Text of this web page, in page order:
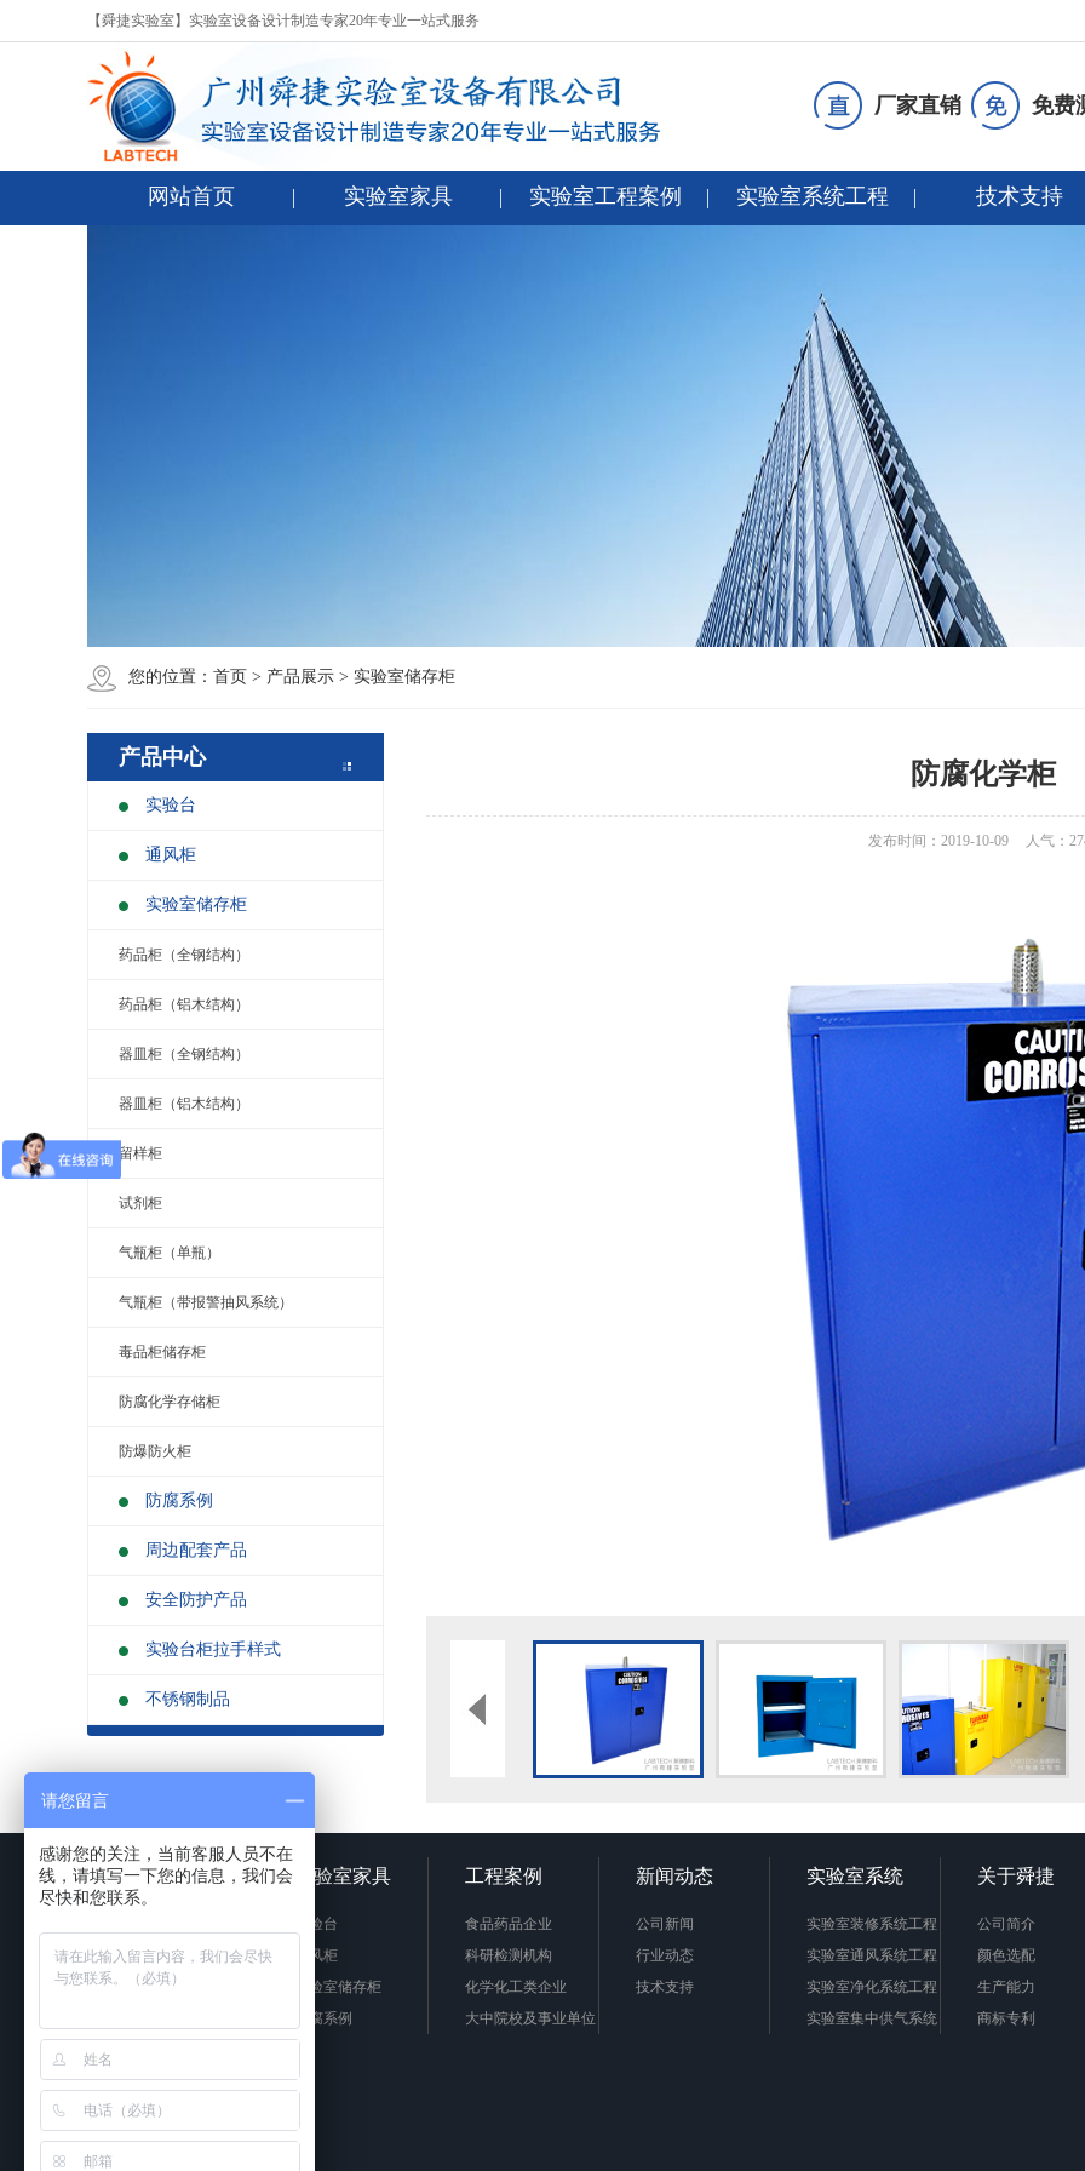
【舜捷实验室】实验室设备设计制造专家20年专业一站式服务
厂家直销 免费
网站首页 实验室家具 实验室工程案例 实验室系统工程 技术支持
您的位置： 首页 > 产品展示 > 实验室储存柜
产品中心
实验台
通风柜
实验室储存柜
药品柜（全钢结构）
药品柜（铝木结构）
器皿柜（全钢结构）
器皿柜（铝木结构）
留样柜
试剂柜
气瓶柜（单瓶）
气瓶柜（带报警抽风系统）
毒品柜储存柜
防腐化学存储柜
防爆防火柜
防腐系例
周边配套产品
安全防护产品
实验台柜拉手样式
不锈钢制品
防腐化学柜
发布时间：2019-10-09 人气：
网站首页 实验室家具
实验台
通风柜
实验室储存柜
防腐系例
安全防护产品
不锈钢制品
工程案例
食品药品企业
科研检测机构
化学化工类企业
大中院校及事业单位
新闻动态
公司新闻
行业动态
技术支持
实验室系统
实验室装修系统工程
实验室通风系统工程
实验室净化系统工程
实验室集中供气系统
关于舜捷
公司简介
颜色选配
生产能力
商标专利
请您留言
感谢您的关注，当前客服人员不在
线，请填写一下您的信息，我们会
尽快和您联系。